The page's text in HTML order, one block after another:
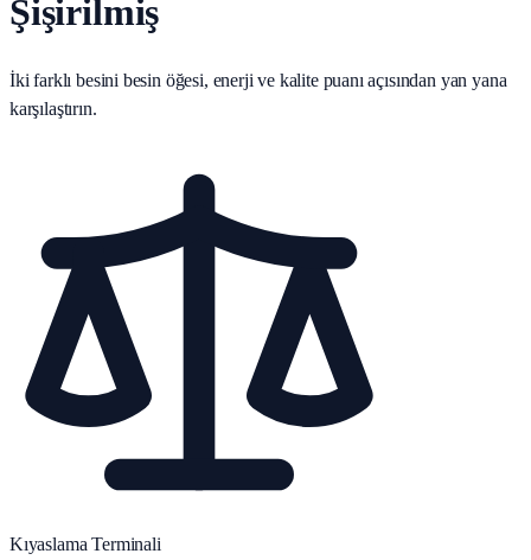
Şişirilmiş
İki farklı besini besin öğesi, enerji ve kalite puanı açısından yan yana
karşılaştırın.
Kıyaslama Terminali